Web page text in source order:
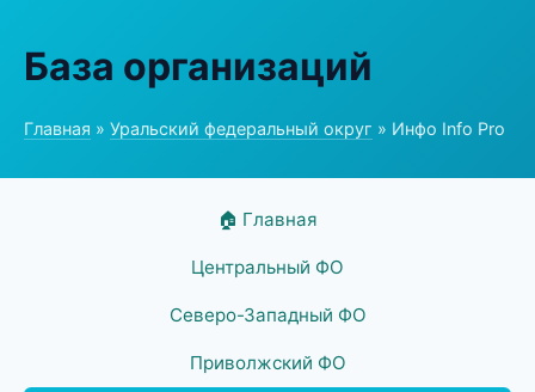
База организаций
Главная » Уральский федеральный округ » Инфо Info Pro
🏠 Главная
Центральный ФО
Северо-Западный ФО
Приволжский ФО